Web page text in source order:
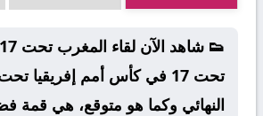
النهائي وكما هو متوقع، هي قمة